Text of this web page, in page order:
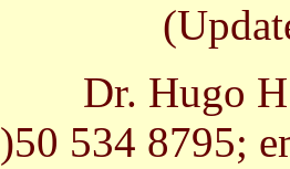
Dr. Hugo
534 8795;